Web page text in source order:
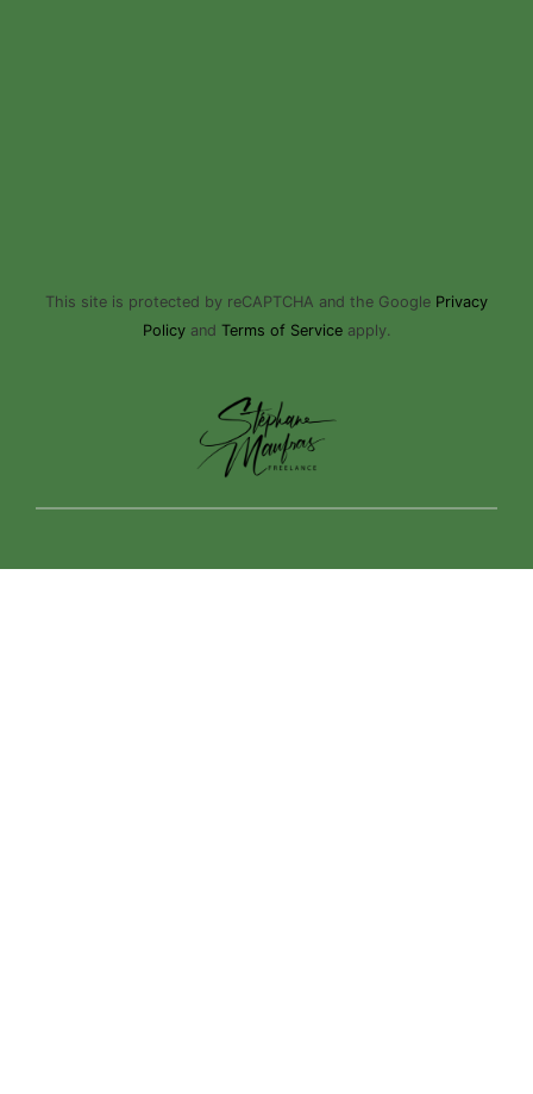
This site is protected by reCAPTCHA and the Google Privacy
Policyand Terms of Serviceapply.